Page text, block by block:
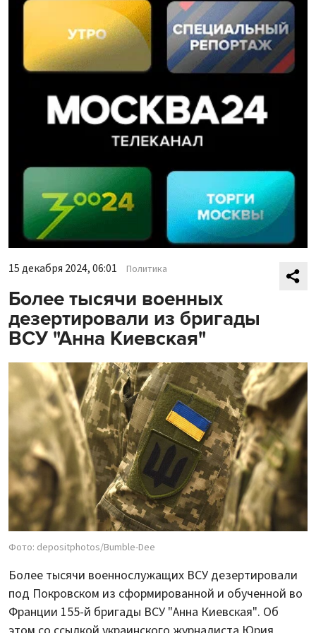
15 декабря 2024, 06:01 Политика
Более тысячи военных
дезертировали из бригады
ВСУ "Анна Киевская"
Фото: depositphotos/Bumble-Dee
Более тысячи военнослужащих ВСУ дезертировали
под Покровском из сформированной и обученной во
Франции 155-й бригады ВСУ "Анна Киевская". Об